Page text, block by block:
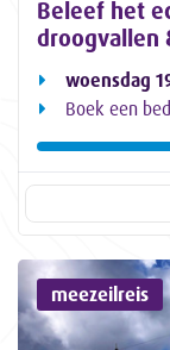
Beleef het
droogvallen
woensdag
Boek een
meezeilreis